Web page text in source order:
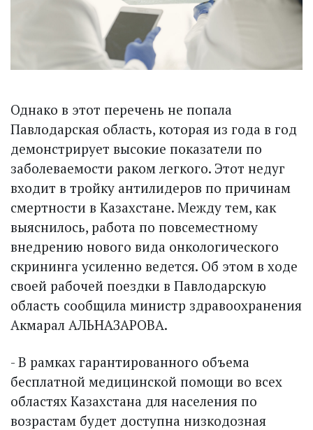
Однако в этот перечень не попала
Павлодарская область, которая из года в год
демонстрирует высокие показатели по
заболеваемости раком легкого. Этот недуг
входит в тройку антилидеров по причинам
смертности в Казахстане. Между тем, как
выяснилось, работа по повсеместному
внедрению нового вида онкологического
скрининга усиленно ведется. Об этом в ходе
своей рабочей поездки в Павлодарскую
область сообщила министр здравоохранения
Акмарал АЛЬНАЗАРОВА.
- В рамках гарантированного объема
бесплатной медицинской помощи во всех
областях Казахстана для населения по
возрастам будет доступна низкодозная